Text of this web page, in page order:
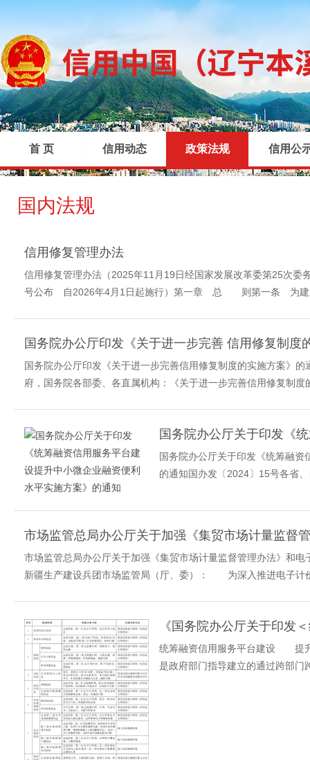
首 页
|
信用动态 政策法规 信用公
国内法规
信用修复管理办法
信用修复管理办法（2025年11月19日经国家发展改革委第25次
号公布 自2026年4月1日起施行）第一章 总 则第一条 为建
国务院办公厅印发《关于进一步完善 信用修复制度
国务院办公厅印发《关于进一步完善信用修复制度的实施方案》
府，国务院各部委、各直属机构：《关于进一步完善信用修复制
国务院办公厅关于印发《统筹融
的通知国办发〔2024〕15号各省
市场监管总局办公厅关于加强《集贸市场计量监督管理办法》和
新疆生产建设兵团市场监管局（厅、委）： 为深入推进电子计
统筹融资信用服务平台建设 提
是政府部门指导建立的通过跨部门